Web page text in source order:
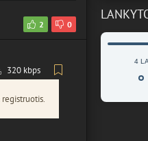
2 0
320 kbps
4